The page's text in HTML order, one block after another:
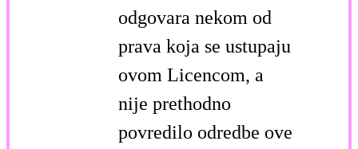
odgovara nekom od
prava koja se ustupaju
ovom Licencom, a
nije prethodno
povredilo odredbe ove